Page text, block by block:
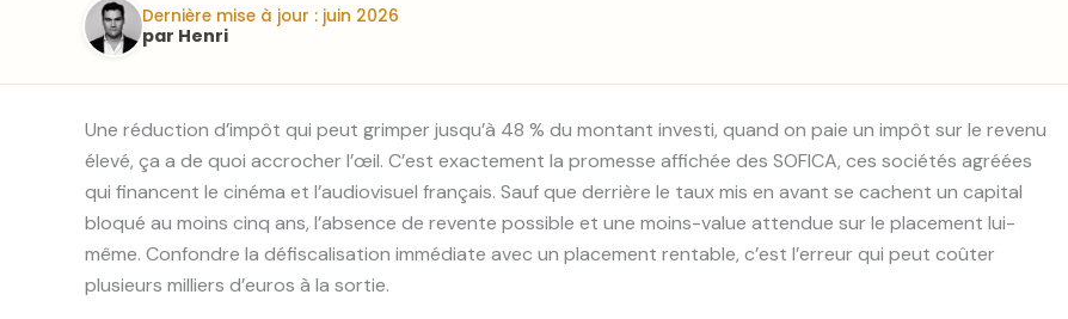
Dernière mise à jour : juin 2026
par Henri
Une réduction d’impôt qui peut grimper jusqu’à 48 % du montant investi, quand on paie un impôt sur le revenu
élevé, ça a de quoi accrocher l’œil. C’est exactement la promesse affichée des SOFICA, ces sociétés agréées
qui financent le cinéma et l’audiovisuel français. Sauf que derrière le taux mis en avant se cachent un capital
bloqué au moins cinq ans, l’absence de revente possible et une moins-value attendue sur le placement lui-
même. Confondre la défiscalisation immédiate avec un placement rentable, c’est l’erreur qui peut coûter
plusieurs milliers d’euros à la sortie.